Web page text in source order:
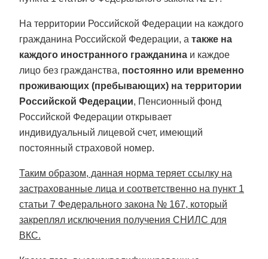
На территории Российской Федерации на каждого
гражданина Российской Федерации, а также на
каждого иностранного гражданина и каждое
лицо без гражданства, постоянно или временно
проживающих (пребывающих) на территории
Российской Федерации, Пенсионный фонд
Российской Федерации открывает
индивидуальный лицевой счет, имеющий
постоянный страховой номер.
Таким образом, данная норма теряет ссылку на
застрахованные лица и соответственно на пункт 1
статьи 7 Федерального закона № 167, который
закреплял исключения получения СНИЛС для
ВКС.